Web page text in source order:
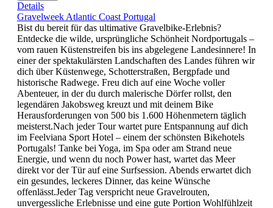
Details
Gravelweek Atlantic Coast Portugal
Bist du bereit für das ultimative Gravelbike-Erlebnis?
Entdecke die wilde, ursprüngliche Schönheit Nordportugals –
vom rauen Küstenstreifen bis ins abgelegene Landesinnere! In
einer der spektakulärsten Landschaften des Landes führen wir
dich über Küstenwege, Schotterstraßen, Bergpfade und
historische Radwege. Freu dich auf eine Woche voller
Abenteuer, in der du durch malerische Dörfer rollst, den
legendären Jakobsweg kreuzt und mit deinem Bike
Herausforderungen von 500 bis 1.600 Höhenmetern täglich
meisterst.Nach jeder Tour wartet pure Entspannung auf dich
im Feelviana Sport Hotel – einem der schönsten Bikehotels
Portugals! Tanke bei Yoga, im Spa oder am Strand neue
Energie, und wenn du noch Power hast, wartet das Meer
direkt vor der Tür auf eine Surfsession. Abends erwartet dich
ein gesundes, leckeres Dinner, das keine Wünsche
offenlässt.Jeder Tag verspricht neue Gravelrouten,
unvergessliche Erlebnisse und eine gute Portion Wohlfühlzeit